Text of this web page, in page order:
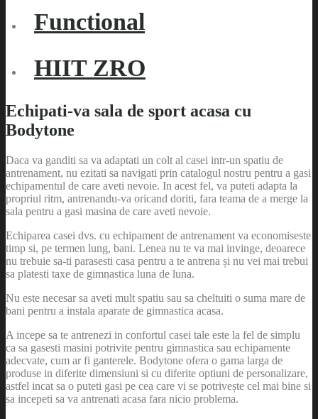
Functional
HIIT ZRO
Echipati-va sala de sport acasa cu
Bodytone
Daca va ganditi sa va adaptati un colt al casei intr-un spatiu de
antrenament, nu ezitati sa navigati prin catalogul nostru pentru a gasi
echipamentul de care aveti nevoie. In acest fel, va puteti adapta la
propriul ritm, antrenandu-va oricand doriti, fara teama de a merge la
sala pentru a gasi masina de care aveti nevoie.
Echiparea casei dvs. cu echipament de antrenament va economiseste
timp si, pe termen lung, bani. Lenea nu te va mai invinge, deoarece
nu trebuie sa-ti parasesti casa pentru a te antrena și nu vei mai trebui
sa platesti taxe de gimnastica luna de luna.
Nu este necesar sa aveti mult spatiu sau sa cheltuiti o suma mare de
bani pentru a instala aparate de gimnastica acasa.
A incepe sa te antrenezi in confortul casei tale este la fel de simplu
ca sa gasesti masini potrivite pentru gimnastica sau echipamente
adecvate, cum ar fi ganterele. Bodytone ofera o gama larga de
produse in diferite dimensiuni si cu diferite optiuni de personalizare,
astfel incat sa o puteti gasi pe cea care vi se potrivește cel mai bine si
sa incepeti sa va antrenati acasa fara nicio problema.